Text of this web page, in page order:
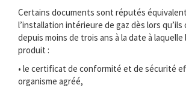
Certains documents sont réputés
l’installation intérieure de gaz dès lors
depuis moins de trois ans à la date à
produit :
• le certificat de conformité et de sécurité
organisme agréé,